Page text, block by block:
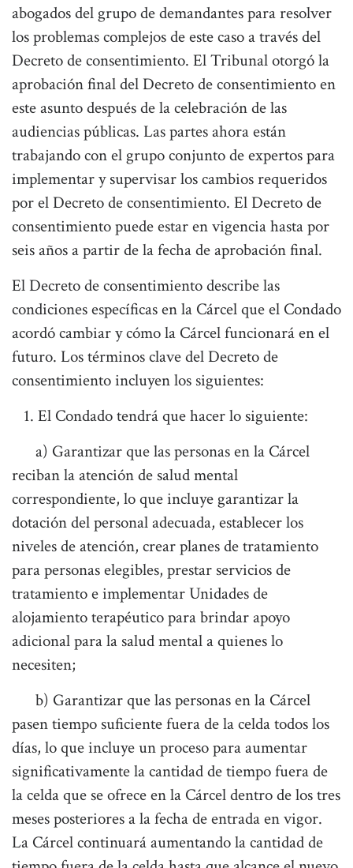
abogados del grupo de demandantes para resolver
los problemas complejos de este caso a través del
Decreto de consentimiento. El Tribunal otorgó la
aprobación final del Decreto de consentimiento en
este asunto después de la celebración de las
audiencias públicas. Las partes ahora están
trabajando con el grupo conjunto de expertos para
implementar y supervisar los cambios requeridos
por el Decreto de consentimiento. El Decreto de
consentimiento puede estar en vigencia hasta por
seis años a partir de la fecha de aprobación final.
El Decreto de consentimiento describe las
condiciones específicas en la Cárcel que el Condado
acordó cambiar y cómo la Cárcel funcionará en el
futuro. Los términos clave del Decreto de
consentimiento incluyen los siguientes:
1. El Condado tendrá que hacer lo siguiente:
a) Garantizar que las personas en la Cárcel
reciban la atención de salud mental
correspondiente, lo que incluye garantizar la
dotación del personal adecuada, establecer los
niveles de atención, crear planes de tratamiento
para personas elegibles, prestar servicios de
tratamiento e implementar Unidades de
alojamiento terapéutico para brindar apoyo
adicional para la salud mental a quienes lo
necesiten;
b) Garantizar que las personas en la Cárcel
pasen tiempo suficiente fuera de la celda todos los
días, lo que incluye un proceso para aumentar
significativamente la cantidad de tiempo fuera de
la celda que se ofrece en la Cárcel dentro de los tres
meses posteriores a la fecha de entrada en vigor.
La Cárcel continuará aumentando la cantidad de